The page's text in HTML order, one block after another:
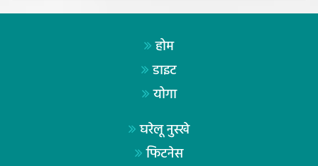
होम
डाइट
योगा
घरेलू नुस्खे
फिटनेस